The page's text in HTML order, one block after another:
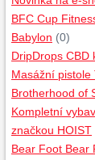
BFC Cup
Babylon (0)
DripDrops CBD
Masážní
Brotherhood of
Kompletní
značkou HOIST
Bear Foot Bear